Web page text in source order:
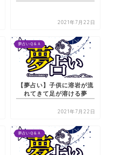
2021年7月22日
夢占いＱ＆Ａ
【夢占い】子供に溶岩が流
れてきて足が溶ける夢
2021年7月22日
夢占いＱ＆Ａ